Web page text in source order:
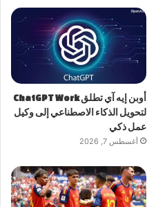
أوبن إيه آي تطلق ChatGPT Work
لتحويل الذكاء الاصطناعي إلى وكيل
عمل ذكي
أغسطس 7, 2026